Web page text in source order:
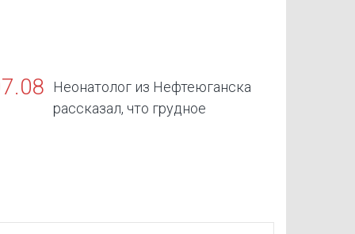
Неонатолог из Нефтеюганска
рассказал, что грудное